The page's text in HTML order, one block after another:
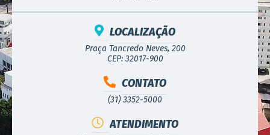
LOCALIZAÇÃO
Praça Tancredo Neves, 200
CEP: 32017-900
CONTATO
(31) 3352-5000
ATENDIMENTO